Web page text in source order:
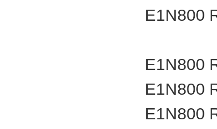
E1N800
E1N800
E1N800
E1N800